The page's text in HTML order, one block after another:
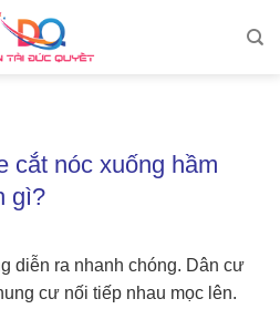
cắt nóc xuống hầm
gì?
diễn ra nhanh chóng. Dân cư
cư nối tiếp nhau mọc lên.